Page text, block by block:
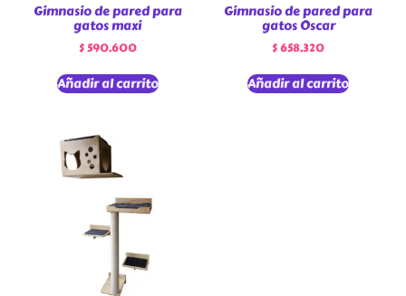
Gimnasio de pared para
gatos maxi
$590.600
Añadir al carrito
Gimnasio de pared para
gatos Oscar
$658.320
Añadir al carrito